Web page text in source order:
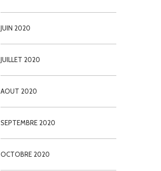
JUIN 2020
JUILLET 2020
AOUT 2020
SEPTEMBRE 2020
OCTOBRE 2020